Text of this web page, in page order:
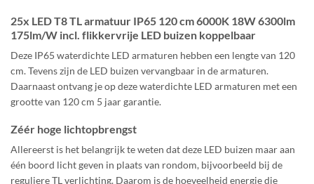
25x LED T8 TL armatuur IP65 120 cm 6000K 18W 6300lm
175lm/W incl. flikkervrije LED buizen koppelbaar
Deze IP65 waterdichte LED armaturen hebben een lengte van 120
cm. Tevens zijn de LED buizen vervangbaar in de armaturen.
Daarnaast ontvang je op deze waterdichte LED armaturen met een
grootte van 120 cm 5 jaar garantie.
Zéér hoge lichtopbrengst
Allereerst is het belangrijk te weten dat deze LED buizen maar aan
één boord licht geven in plaats van rondom, bijvoorbeeld bij de
reguliere TL verlichting. Daarom is de hoeveelheid energie die